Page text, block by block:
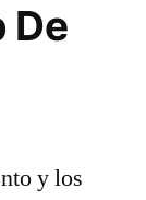
De
y los